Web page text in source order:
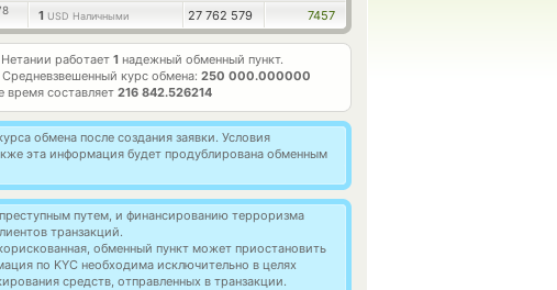
1 USD Наличными 27 762 579 7457
работает 1 надежный обменный пункт.
Средневзвешенный курс обмена: 250 000.000000
время составляет 216 842.526214
обмена после создания заявки. Условия
эта информация будет продублирована обменным
путем, и финансированию терроризма
транзакций.
обменный пункт может приостановить
по KYC необходима исключительно в целях
средств, отправленных в транзакции.